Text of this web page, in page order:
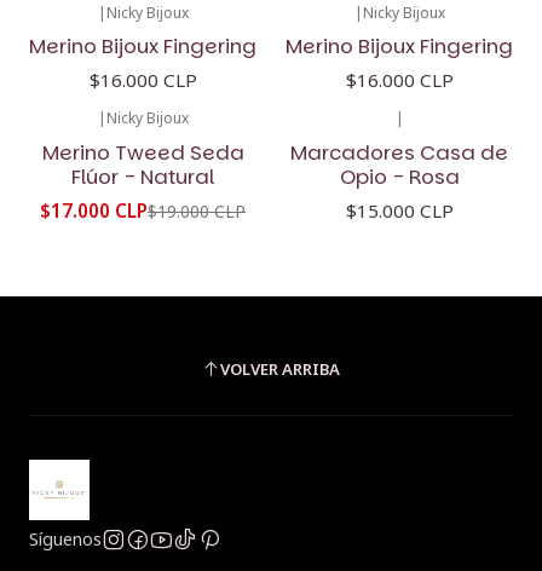
| Nicky Bijoux
Merino Bijoux Fingering
$16.000 CLP
| Nicky Bijoux
Merino Bijoux Fingering
$16.000 CLP
| Nicky Bijoux
Merino Tweed Seda
Flúor - Natural
$17.000 CLP$19.000 CLP
|
Marcadores Casa de
Opio - Rosa
$15.000 CLP
VOLVER ARRIBA
Síguenos